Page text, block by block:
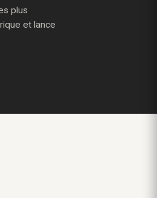
plus
et lance